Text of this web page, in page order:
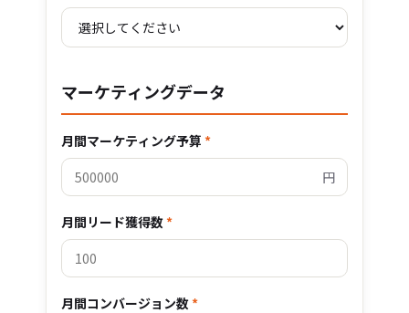
マーケティングデータ
月間マーケティング予算*
円
月間リード獲得数*
月間コンバージョン数*